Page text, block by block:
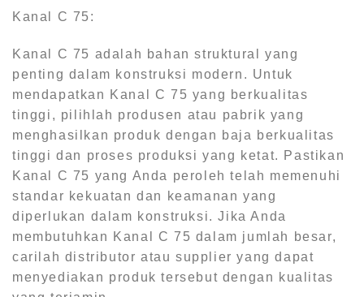
Kanal C 75:
Kanal C 75 adalah bahan struktural yang
penting dalam konstruksi modern. Untuk
mendapatkan Kanal C 75 yang berkualitas
tinggi, pilihlah produsen atau pabrik yang
menghasilkan produk dengan baja berkualitas
tinggi dan proses produksi yang ketat. Pastikan
Kanal C 75 yang Anda peroleh telah memenuhi
standar kekuatan dan keamanan yang
diperlukan dalam konstruksi. Jika Anda
membutuhkan Kanal C 75 dalam jumlah besar,
carilah distributor atau supplier yang dapat
menyediakan produk tersebut dengan kualitas